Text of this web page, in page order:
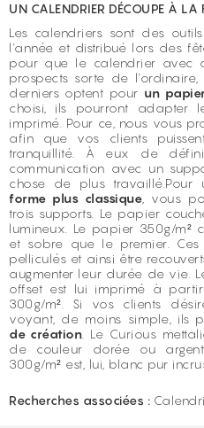
UN CALENDRIER DÉCOUPE À LA
Les calendriers sont des
l'année et distribué lors des
pour que le calendrier
prospects sorte de
derniers optent pour un
choisi, ils pourront adapter
imprimé. Pour ce, nous vous
afin que vos clients
tranquillité. À eux de
communication avec un
chose de plus travaillé.Pour
forme plus classique , vous
trois supports. Le papier
lumineux. Le papier 350g/m²
et sobre que le premier.
pelliculés et ainsi être
augmenter leur durée de vie.
offset est lui imprimé à
300g/m². Si vos clients
voyant, de moins simple, ils
de création . Le Curious
de couleur dorée ou
300g/m² est, lui, blanc pur
Recherches associées :